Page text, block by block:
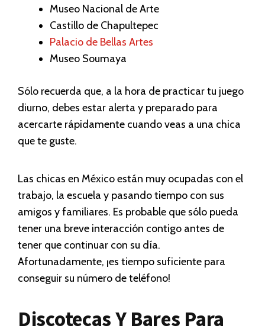
Museo Nacional de Arte
Castillo de Chapultepec
Palacio de Bellas Artes
Museo Soumaya
Sólo recuerda que, a la hora de practicar tu juego
diurno, debes estar alerta y preparado para
acercarte rápidamente cuando veas a una chica
que te guste.
Las chicas en México están muy ocupadas con el
trabajo, la escuela y pasando tiempo con sus
amigos y familiares. Es probable que sólo pueda
tener una breve interacción contigo antes de
tener que continuar con su día.
Afortunadamente, ¡es tiempo suficiente para
conseguir su número de teléfono!
Discotecas Y Bares Para